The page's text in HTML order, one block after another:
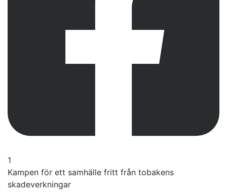
1
Kampen för ett samhälle fritt från tobakens
skadeverkningar